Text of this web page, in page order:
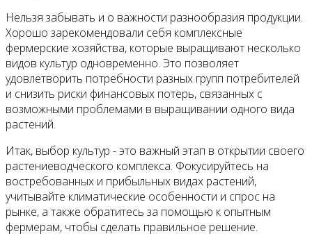
Нельзя забывать и о важности разнообразия продукции.
Хорошо зарекомендовали себя комплексные
фермерские хозяйства, которые выращивают несколько
видов культур одновременно. Это позволяет
удовлетворить потребности разных групп потребителей
и снизить риски финансовых потерь, связанных с
возможными проблемами в выращивании одного вида
растений.
Итак, выбор культур - это важный этап в открытии своего
растениеводческого комплекса. Фокусируйтесь на
востребованных и прибыльных видах растений,
учитывайте климатические особенности и спрос на
рынке, а также обратитесь за помощью к опытным
фермерам, чтобы сделать правильное решение.